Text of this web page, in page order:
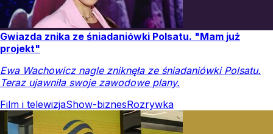
Gwiazda znika ze śniadaniówki Polsatu. "Mam już
projekt"
Ewa Wachowicz nagle zniknęła ze śniadaniówki Polsatu.
Teraz ujawniła swoje zawodowe plany.
Film i telewizjaShow-biznesRozrywka